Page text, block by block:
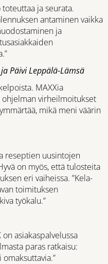
ja seurata.
antaminen vaikka
ja
Päivi Leppälä-Lämsä
MAXXia
virheilmoitukset
mikä meni väärin
reseptien uusintojen
on myös, että tulosteita
eri vaiheissa. ”Kela-
toimituksen
työkalu.”
asiakaspalvelussa
paras ratkaisu: